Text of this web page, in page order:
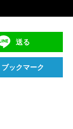
送る
ブックマーク